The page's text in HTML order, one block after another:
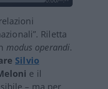
Riletta
modus operandi.
Silvio
e il
– ma per